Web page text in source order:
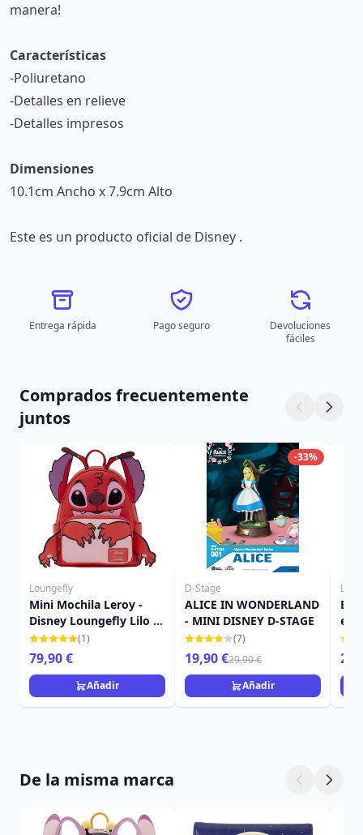
manera!
Características
-Poliuretano
-Detalles en relieve
-Detalles impresos
Dimensiones
10.1cm Ancho x 7.9cm Alto
Este es un producto oficial de Disney .
Entrega rápida Pago seguro
Devoluciones
fáciles
Comprados frecuentemente
juntos
Loungefly
Mini Mochila Leroy -
Disney Loungefly Lilo &
Stitch
(1)
79,90 €
Añadir
-33%
D-Stage
ALICE IN WONDERLAND
- MINI DISNEY D-STAGE
(7)
19,90 €29,90 €
Añadir
De la misma marca